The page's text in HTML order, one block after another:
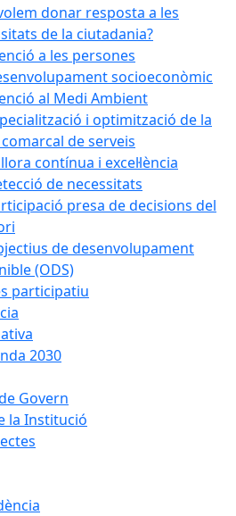
donar resposta a les
de la ciutadania?
a les persones
socioeconòmic
al Medi Ambient
i optimització de la
de serveis
contínua i excel·lència
de necessitats
presa de decisions del
de desenvolupament
(ODS)
participatiu
2030
Govern
la Institució